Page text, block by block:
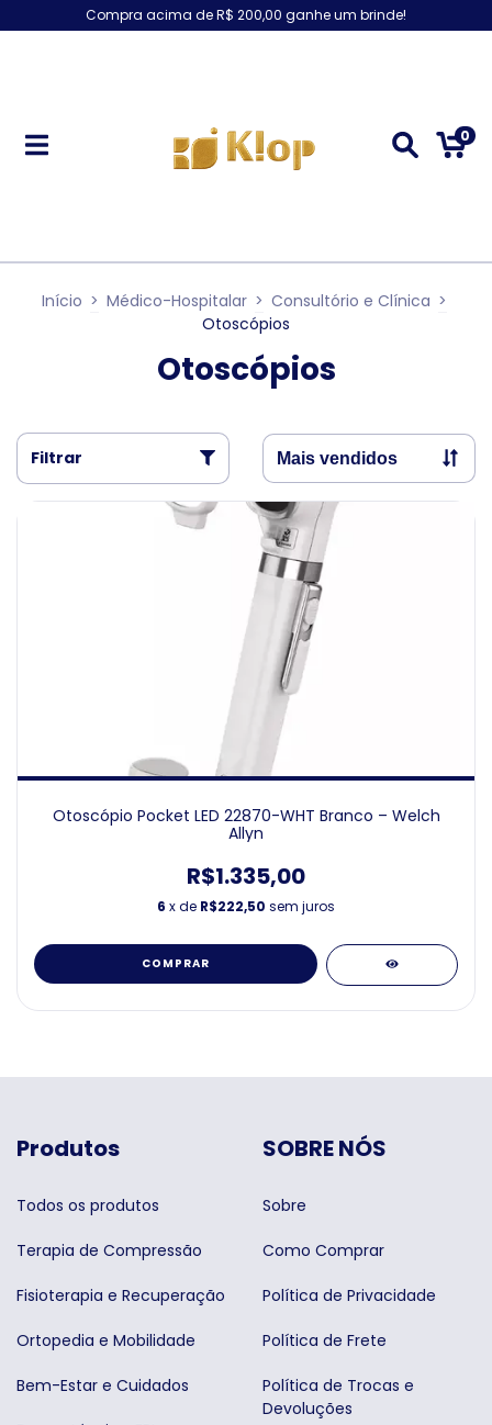
Compra acima de R$ 200,00 ganhe um brinde!
0
Início > Médico-Hospitalar > Consultório e Clínica >
Otoscópios
Otoscópios
Filtrar
Otoscópio Pocket LED 22870-WHT Branco – Welch
Allyn
R$1.335,00
6 x de R$222,50 sem juros
COMPRAR
Produtos
Todos os produtos
Terapia de Compressão
Fisioterapia e Recuperação
Ortopedia e Mobilidade
Bem-Estar e Cuidados
SOBRE NÓS
Sobre
Como Comprar
Política de Privacidade
Política de Frete
Política de Trocas e
Devoluções